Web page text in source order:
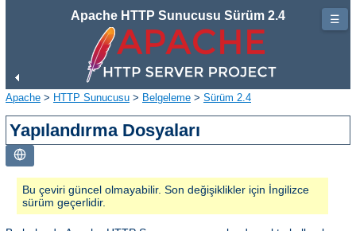
Apache HTTP Sunucusu Sürüm 2.4
Apache > HTTP Sunucusu > Belgeleme > Sürüm 2.4
Yapılandırma Dosyaları
Bu çeviri güncel olmayabilir. Son değişiklikler için İngilizce
sürüm geçerlidir.
☰